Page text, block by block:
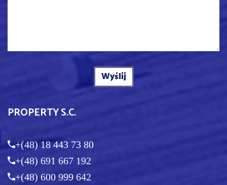
PROPERTY S.C.
+(48) 18 443 73 80
+(48) 691 667 192
+(48) 600 999 642